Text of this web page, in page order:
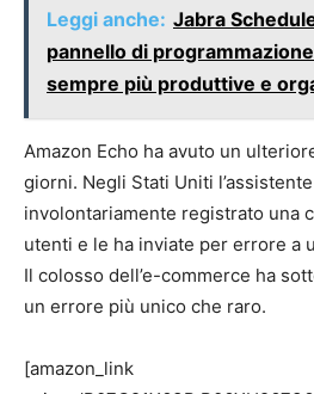
Leggi anche: Jabra
pannello di
sempre più produttive e
Amazon Echo ha avuto un
giorni. Negli Stati Uniti
involontariamente registrato una
utenti e le ha inviate per errore a
Il colosso dell’e-commerce ha
un errore più unico che raro.
[amazon_link